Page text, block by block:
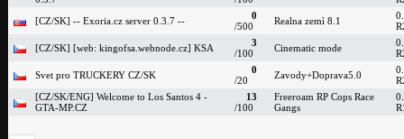
[CZ/SK] -- Exoria.cz server 0.3.7 --
0
/500
Realna zemì 8.1
[CZ/SK] [web: kingofsa.webnode.cz] KSA
3
/100
Cinematic mode
Svet pro TRUCKERY CZ/SK
0
/20
Zavody+Doprava5.0
[CZ/SK/ENG] Welcome to Los Santos 4 -
GTA-MP.CZ
13
/100
Freeroam RP Cops Race
Gangs